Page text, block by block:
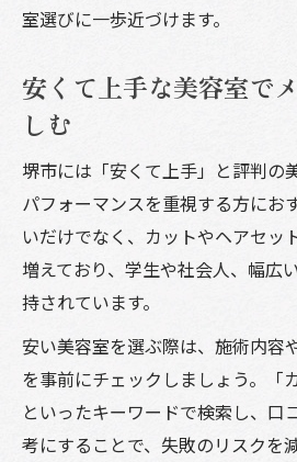
室選びに一歩近づけます。
安くて上手な美容室で
しむ
堺市には「安くて上手」と評判の
パフォーマンスを重視する方にお
いだけでなく、カットやヘアセッ
増えており、学生や社会人、幅広
持されています。
安い美容室を選ぶ際は、施術内容
を事前にチェックしましょう。「
といったキーワードで検索し、口
考にすることで、失敗のリスクを